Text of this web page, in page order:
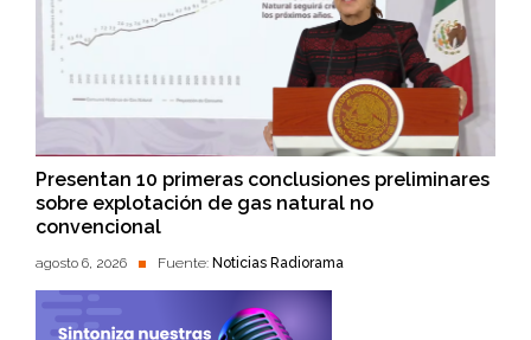
Presentan 10 primeras conclusiones preliminares
sobre explotación de gas natural no
convencional
agosto 6, 2026 Fuente: Noticias Radiorama